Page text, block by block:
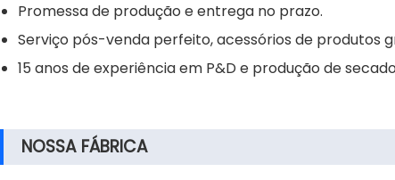
Promessa de produção e entrega no prazo.
Serviço pós-venda perfeito, acessórios de produtos
15 anos de experiência em P&D e produção de
NOSSA FÁBRICA